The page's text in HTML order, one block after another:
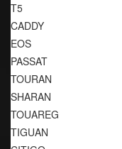
T5
CADDY
EOS
PASSAT
TOURAN
SHARAN
TOUAREG
TIGUAN